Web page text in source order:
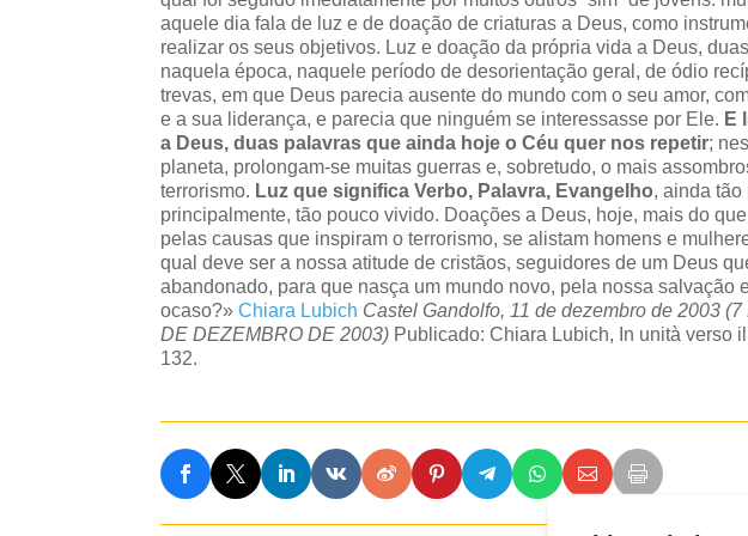
aquele dia fala de luz e de doação de criaturas a Deus, como
realizar os seus objetivos. Luz e doação da própria vida a Deus,
naquela época, naquele período de desorientação geral, de ódio
trevas, em que Deus parecia ausente do mundo com o seu amor,
e a sua liderança, e parecia que ninguém se interessasse por Ele. E
a Deus, duas palavras que ainda hoje o Céu quer nos repetir;
planeta, prolongam-se muitas guerras e, sobretudo, o mais
terrorismo. Luz que significa Verbo, Palavra, Evangelho, ainda tão
principalmente, tão pouco vivido. Doações a Deus, hoje, mais do
pelas causas que inspiram o terrorismo, se alistam homens e
qual deve ser a nossa atitude de cristãos, seguidores de um Deus
abandonado, para que nasça um mundo novo, pela nossa salvação
ocaso?»Chiara Lubich Castel Gandolfo, 11 de dezembro de 2003
DE DEZEMBRO DE 2003) Publicado: Chiara Lubich, In unità verso
132.